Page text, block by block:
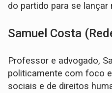
do partido para se lançar
Samuel Costa
Professor e advogado,
politicamente com foco
sociais e de direitos